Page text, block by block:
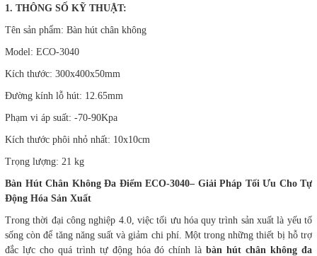
1. THÔNG SỐ KỸ THUẬT:
Tên sản phẩm: Bàn hút chân không
Model: ECO-3040
Kích thước: 300x400x50mm
Đường kính lỗ hút: 12.65mm
Phạm vi áp suất: -70-90Kpa
Kích thước phôi nhỏ nhất: 10x10cm
Trọng lượng: 21 kg
Bàn Hút Chân Không Đa Điểm ECO-3040– Giải Pháp Tối Ưu Cho Tự
Động Hóa Sản Xuất
Trong thời đại công nghiệp 4.0, việc tối ưu hóa quy trình sản xuất là yếu tố
sống còn để tăng năng suất và giảm chi phí. Một trong những thiết bị hỗ trợ
đắc lực cho quá trình tự động hóa đó chính làbàn hút chân không đa